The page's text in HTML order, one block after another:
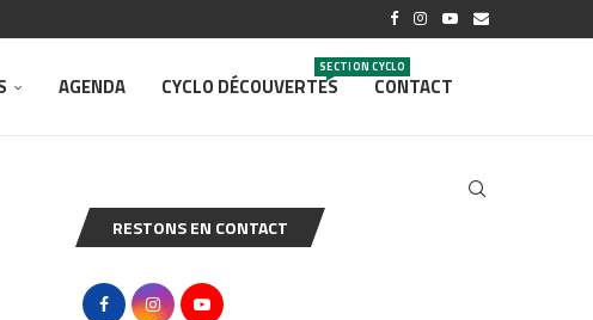
AGENDA CYCLO DÉCOUVERTES
SECTION CYCLO
CONTACT
RESTONS EN CONTACT